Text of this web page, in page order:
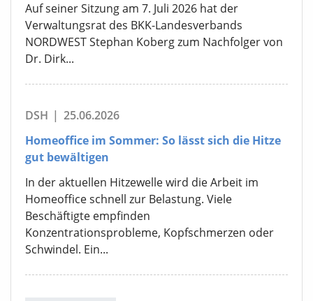
Auf seiner Sitzung am 7. Juli 2026 hat der
Verwaltungsrat des BKK-Landesverbands
NORDWEST Stephan Koberg zum Nachfolger von
Dr. Dirk...
DSH | 25.06.2026
Homeoffice im Sommer: So lässt sich die Hitze
gut bewältigen
In der aktuellen Hitzewelle wird die Arbeit im
Homeoffice schnell zur Belastung. Viele
Beschäftigte empfinden
Konzentrationsprobleme, Kopfschmerzen oder
Schwindel. Ein...